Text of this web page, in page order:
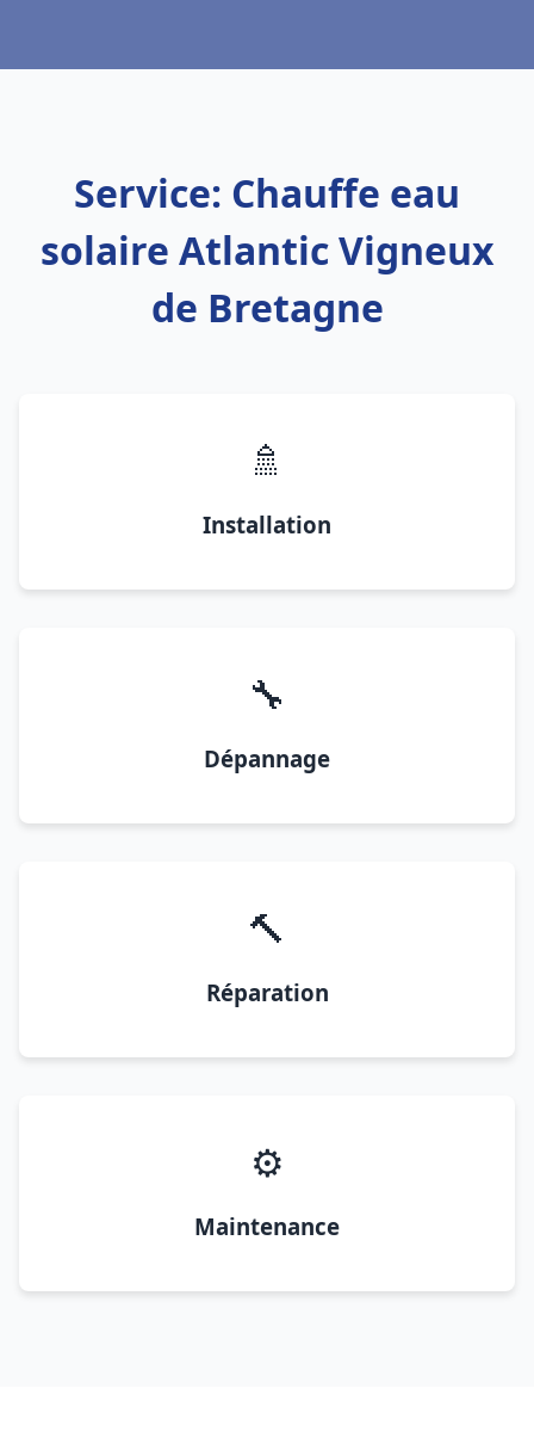
Service: Chauffe eau
solaire Atlantic Vigneux
de Bretagne
🚿
Installation
🔧
Dépannage
🔨
Réparation
⚙️
Maintenance